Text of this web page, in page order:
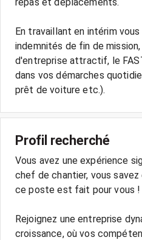
En travaillant en intérim
indemnités de fin de
d'entreprise attractif, le
dans vos démarches
prêt de voiture etc.).
Profil recherché
Vous avez une expérience
chef de chantier, vous
ce poste est fait pour vous !
Rejoignez une entreprise
croissance, où vos